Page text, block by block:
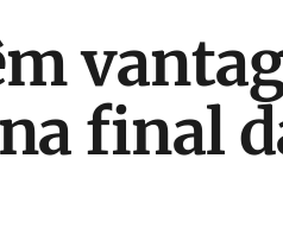
final